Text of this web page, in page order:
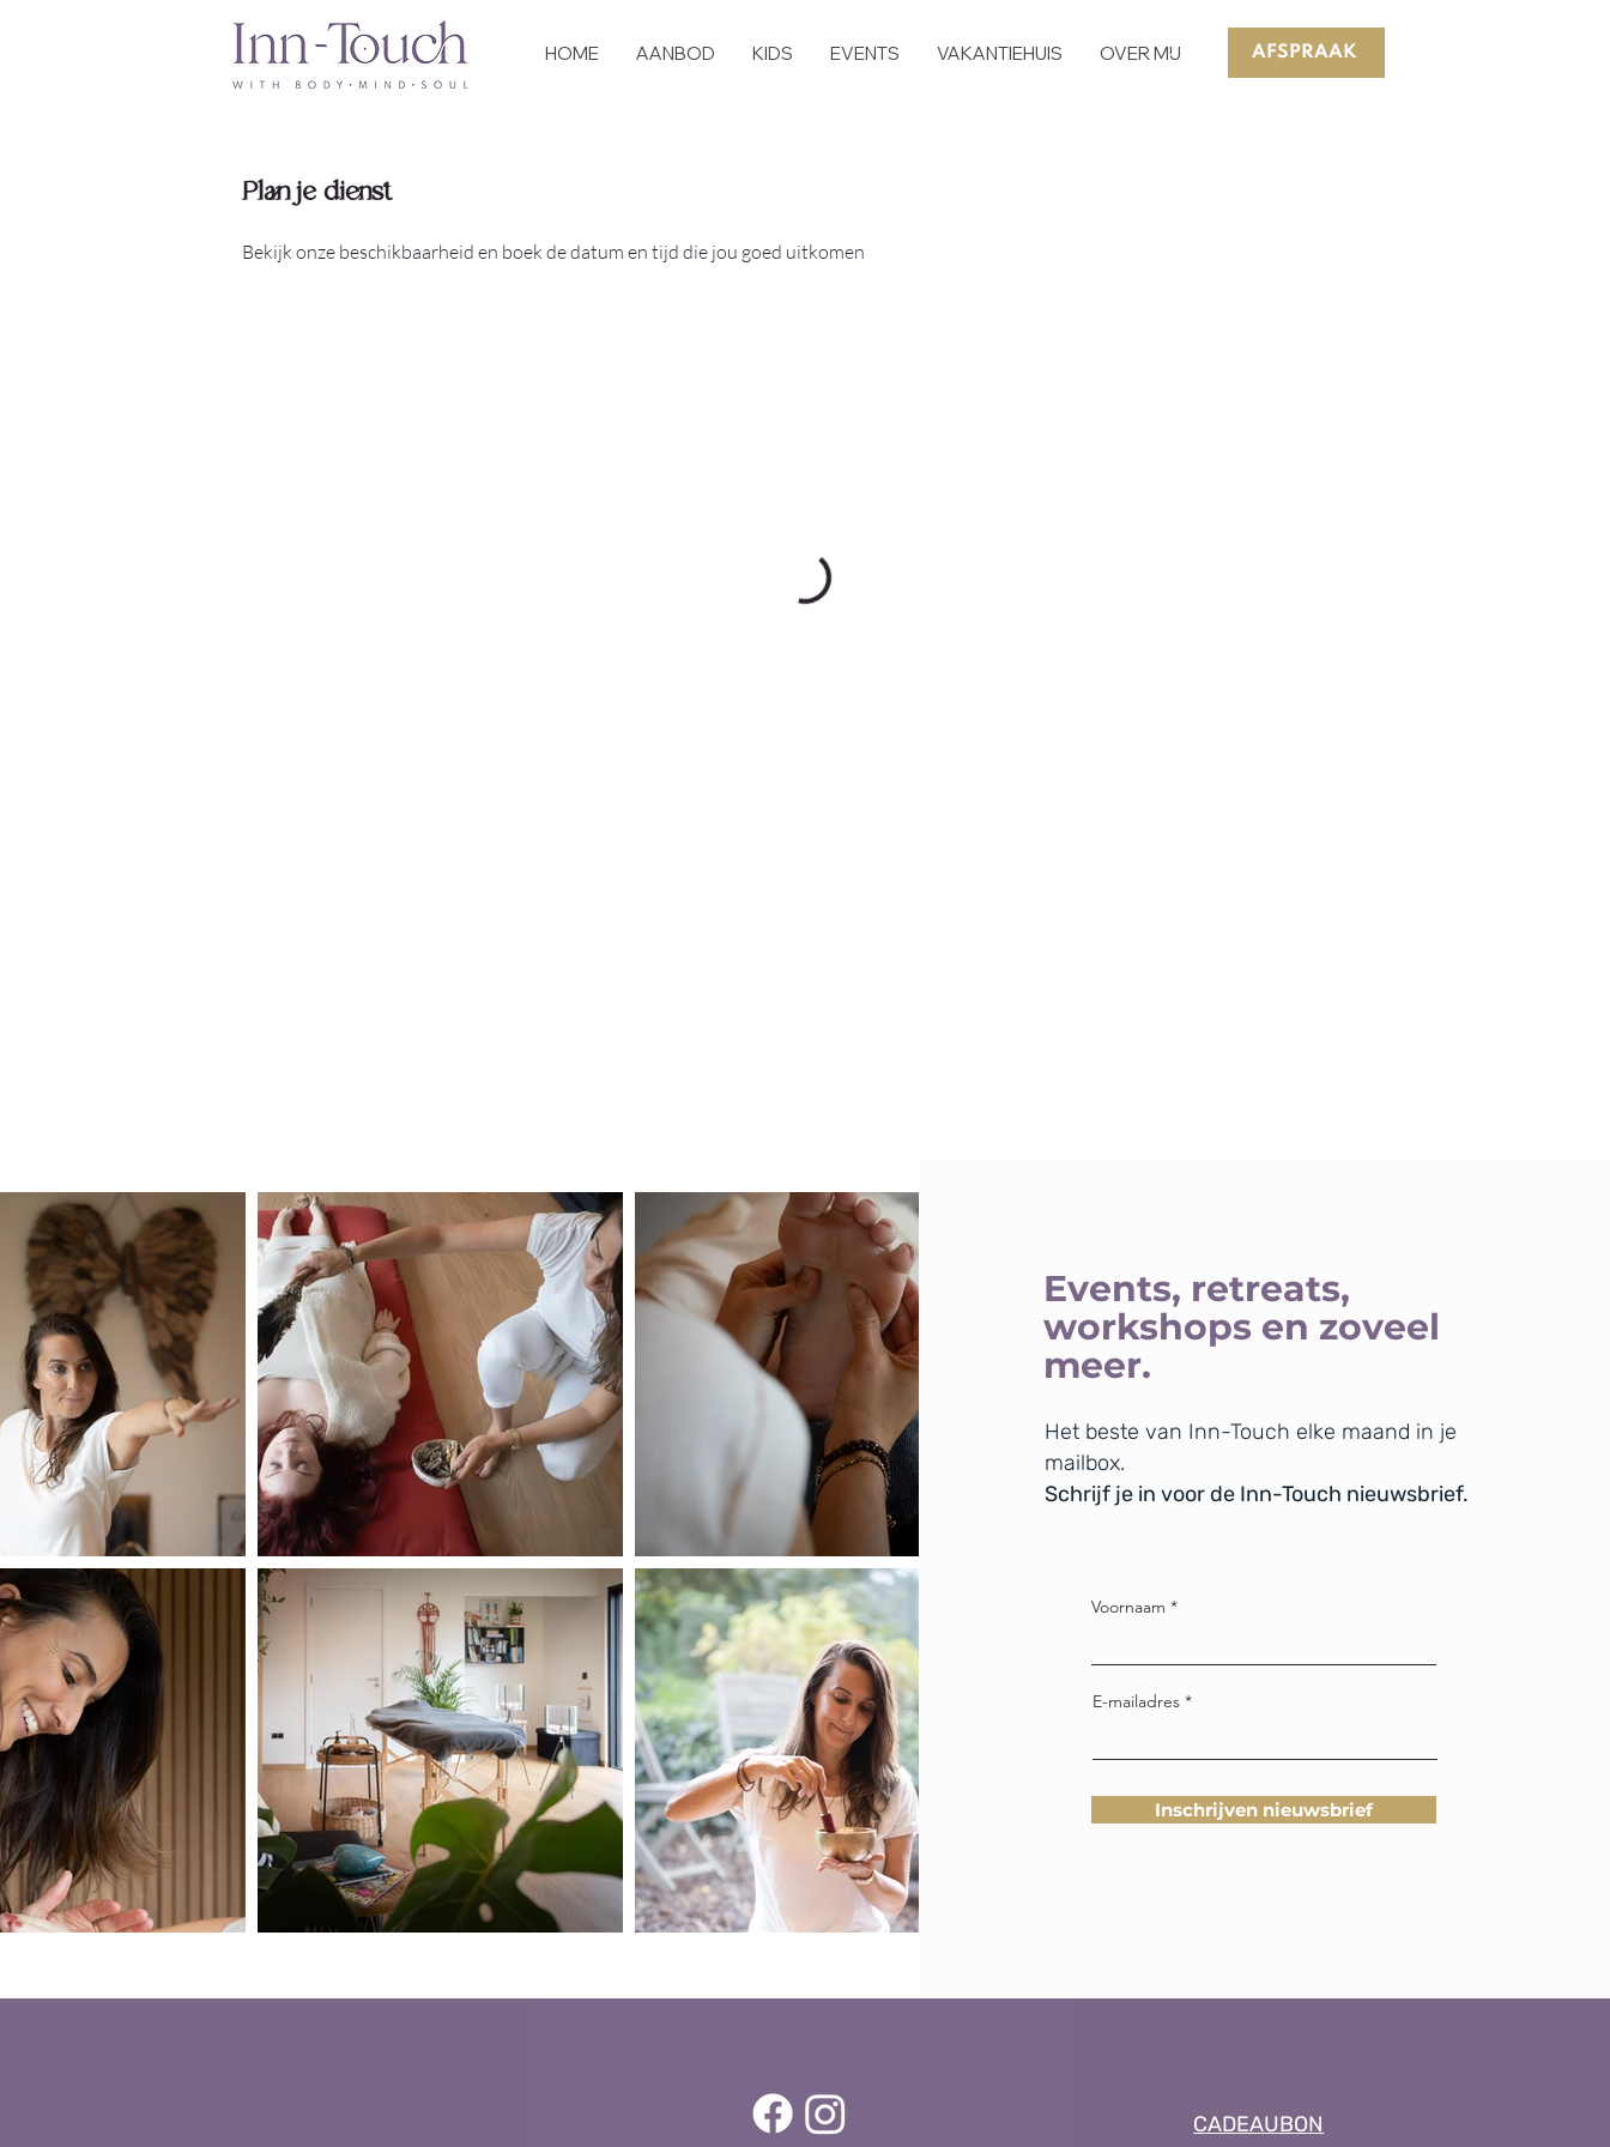
HOME AANBOD KIDS EVENTS VAKANTIEHUIS OVER MIJ AFSPRAAK
Plan je dienst
Bekijk onze beschikbaarheid en boek de datum en tijd die jou goed uitkomen
Events, retreats,
workshops en zoveel
meer.
Het beste van Inn-Touch elke maand in je
mailbox.
Schrijf je in voor de Inn-Touch nieuwsbrief.
Voornaam
E-mailadres
Inschrijven nieuwsbrief
CADEAUBON